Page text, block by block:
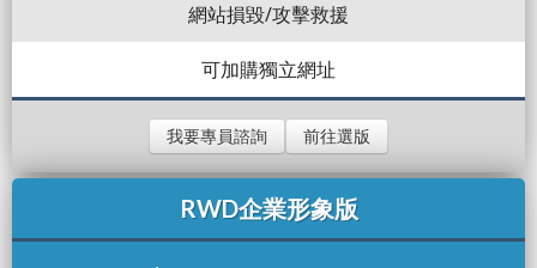
網站損毀/攻擊救援
可加購獨立網址
我要專員諮詢 前往選版
RWD企業形象版